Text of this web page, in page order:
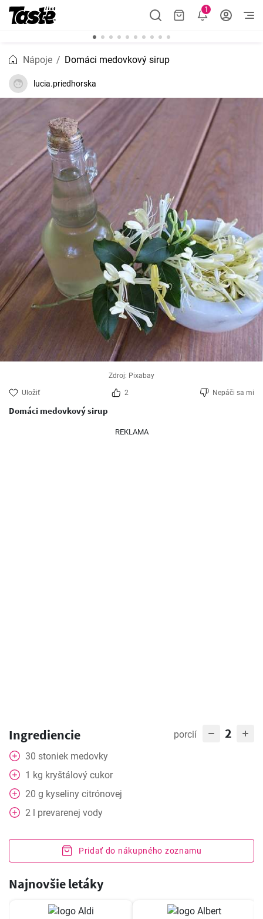
1
Nápoje Domáci medovkový sirup
lucia.priedhorska
Zdroj: Pixabay
Uložiť 2 Nepáči sa mi
Domáci medovkový sirup
REKLAMA
Ingrediencie porcií 2
30 stoniek medovky
1 kg kryštálový cukor
20 g kyseliny citrónovej
2 l prevarenej vody
Pridať do nákupného zoznamu
Najnovšie letáky